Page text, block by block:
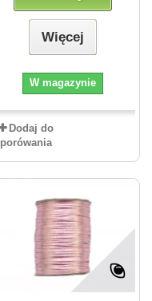
Więcej
W magazynie
Dodaj do
porówania